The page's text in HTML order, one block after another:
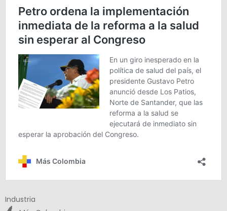
Industria